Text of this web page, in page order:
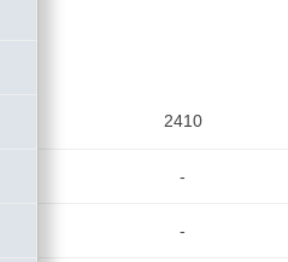
2410
-
-